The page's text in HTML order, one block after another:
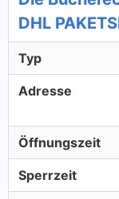
DHL
Typ
Adresse
Öffnungszeit
Sperrzeit